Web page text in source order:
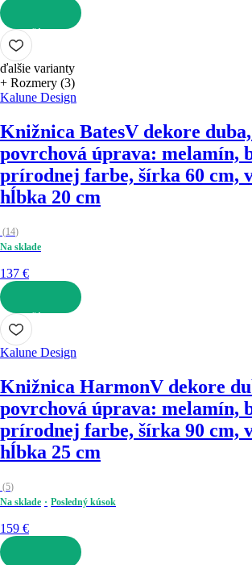
DO KOŠÍKA
ďalšie varianty
+ Rozmery (3)
Kalune Design
Knižnica BatesV dekore
povrchová úprava: melamín,
prírodnej farbe, šírka 60 cm,
hĺbka 20 cm
(14)
Na sklade
137 €
DO KOŠÍKA
Kalune Design
Knižnica HarmonV dekore
povrchová úprava: melamín,
prírodnej farbe, šírka 90 cm,
hĺbka 25 cm
(5)
Na sklade
Posledný kúsok
159 €